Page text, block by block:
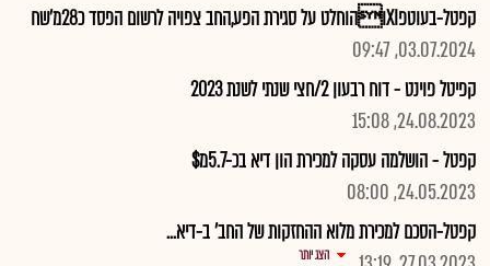
קפטל-בעוטפXIוהוחלט על סגירת הפע,החב צפויה לרשום הפסד כ28מ'שח
03.07.2024, 09:47
קפיטל פוינט - דוח רבעון 2/חצי שנתי לשנת 2023
24.08.2023, 15:08
קפטל - הושלמה עסקה למכירת הון דיא בכ-5.7מ$
24.05.2023, 08:00
קפטל-הסכם למכירת מלוא ההחזקות של החב' ב-דיא...
הצג יותר